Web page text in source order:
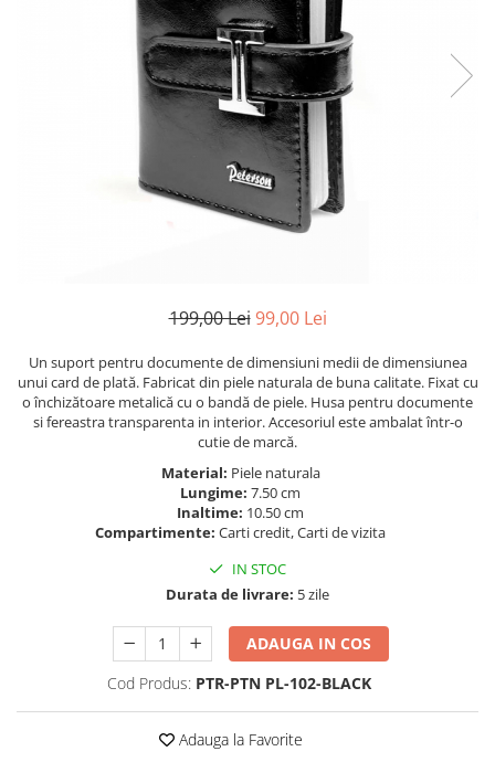
199,00 Lei 99,00 Lei
Un suport pentru documente de dimensiuni medii de dimensiunea
unui card de plată. Fabricat din piele naturala de buna calitate. Fixat cu
o închizătoare metalică cu o bandă de piele. Husa pentru documente
si fereastra transparenta in interior. Accesoriul este ambalat într-o
cutie de marcă.
Material: Piele naturala
Lungime: 7.50 cm
Inaltime: 10.50 cm
Compartimente: Carti credit, Carti de vizita
IN STOC
Durata de livrare: 5 zile
ADAUGA IN COS
Cod Produs: PTR-PTN PL-102-BLACK
Adauga la Favorite